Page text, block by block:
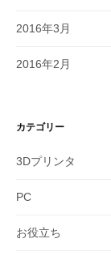
2016年3月
2016年2月
カテゴリー
3Dプリンタ
PC
お役立ち